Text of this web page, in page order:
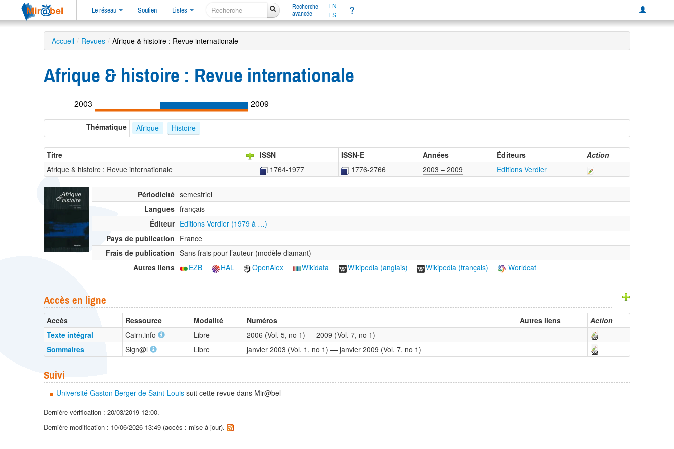
Le réseau Soutien Listes
Recherche
avancée
EN
ES
?
Accueil / Revues / Afrique & histoire : Revue internationale
Afrique & histoire : Revue internationale
2003 2009
Thématique Afrique Histoire
Titre ISSN ISSN-E Années Éditeurs
Action
Afrique & histoire : Revue internationale
1764-1977 1776-2766 2003 – 2009 Editions Verdier
Périodicité semestriel
Langues français
Éditeur Editions Verdier (1979 à …)
Pays de publication France
Frais de publication Sans frais pour l’auteur (modèle diamant)
Autres liens
EZB HAL OpenAlex Wikidata Wikipedia (anglais) Wikipedia (français) Worldcat
Accès en ligne
Accès Ressource Modalité Numéros Autres liens
Action
Texte intégral
Cairn.info Libre
2006 (Vol. 5, no 1) — 2009 (Vol. 7, no 1)
Sommaires
Sign@l Libre janvier 2003 (Vol. 1, no 1) — janvier 2009 (Vol. 7, no 1)
Suivi
Université Gaston Berger de Saint-Louis suit cette revue dans Mir@bel
Dernière vérification : 20/03/2019 12:00.
Dernière modification : 10/06/2026 13:49 (accès : mise à jour).